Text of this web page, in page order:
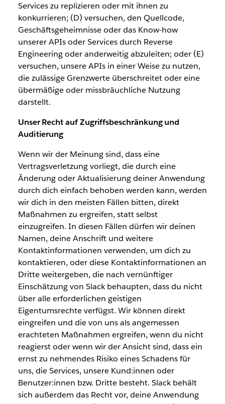
Services zu replizieren oder mit ihnen zu
konkurrieren; (D) versuchen, den Quellcode,
Geschäftsgeheimnisse oder das Know-how
unserer APIs oder Services durch Reverse
Engineering oder anderweitig abzuleiten; oder (E)
versuchen, unsere APIs in einer Weise zu nutzen,
die zulässige Grenzwerte überschreitet oder eine
übermäßige oder missbräuchliche Nutzung
darstellt.
Unser Recht auf Zugriffsbeschränkung und
Auditierung
Wenn wir der Meinung sind, dass eine
Vertragsverletzung vorliegt, die durch eine
Änderung oder Aktualisierung deiner Anwendung
durch dich einfach behoben werden kann, werden
wir dich in den meisten Fällen bitten, direkt
Maßnahmen zu ergreifen, statt selbst
einzugreifen. In diesen Fällen dürfen wir deinen
Namen, deine Anschrift und weitere
Kontaktinformationen verwenden, um dich zu
kontaktieren, oder diese Kontaktinformationen an
Dritte weitergeben, die nach vernünftiger
Einschätzung von Slack behaupten, dass du nicht
über alle erforderlichen geistigen
Eigentumsrechte verfügst. Wir können direkt
eingreifen und die von uns als angemessen
erachteten Maßnahmen ergreifen, wenn du nicht
reagierst oder wenn wir der Ansicht sind, dass ein
ernst zu nehmendes Risiko eines Schadens für
uns, die Services, unsere Kund:innen oder
Benutzer:innen bzw. Dritte besteht. Slack behält
sich außerdem das Recht vor, deine Anwendung